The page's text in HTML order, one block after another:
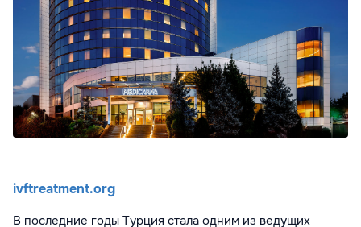
ivftreatment.org
В последние годы Турция стала одним из ведущих